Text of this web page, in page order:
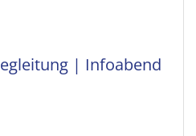
| Infoabend